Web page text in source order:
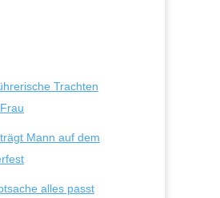
Trachten
Mann auf dem
alles passt